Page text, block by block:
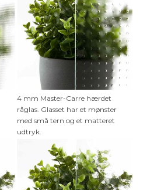
4 mm Master-Carre hærdet
råglas. Glasset har et mønster
med små tern og et matteret
udtryk.